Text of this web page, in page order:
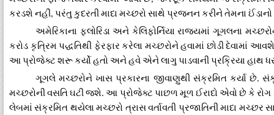
કરડશે નહીં, પરંતુકુદરતીમાદા મચ્છરો સાથે પ્રજનનકરીનેતેમના ઈંડાનો
અમેરિકાના ફ્લોરિડા અને કેલિફોર્નિયા રાજ્યમાં ગૂગલના
કરોડ કૃત્રિમ પદ્ધતિથી ફેરફાર કરેલા મચ્છરોને હવામાં છોડી દેવામાં આવશે
આપ્રોજેક્ટ શરૂકર્યો હતો અનેહવેએનેલાગુપાડવાનીપ્રક્રિયા હાથ
ગૂગલે મચ્છરોને ખાસ પ્રકારના જીવાણુથી સંક્રમિત કર્યા છે.
મચ્છરોનીવસતિ ઘટી જશે.આ પ્રોજેક્ટ પાછળ મૂળ ઈરાદો એવો છે કે રોગ
લેબમાં સંક્રમિત થયેલા મચ્છરો ત્રાસ વર્તાવતી પ્રજાતિની માદા મચ્છર